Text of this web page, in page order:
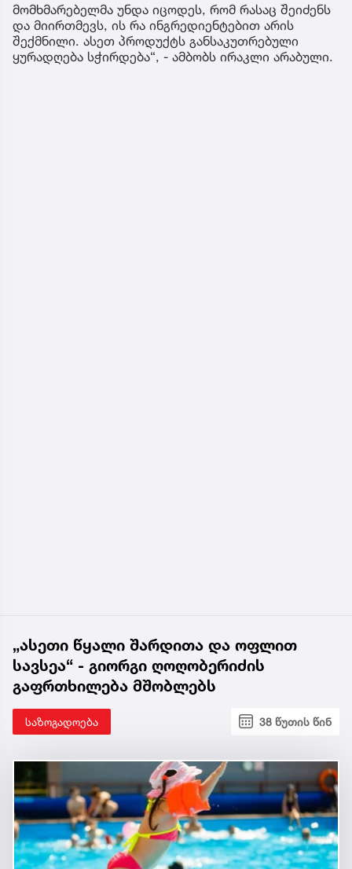
მომხმარებელმა უნდა იცოდეს, რომ რასაც შეიძენს
და მიირთმევს, ის რა ინგრედიენტებით არის
შექმნილი. ასეთ პროდუქტს განსაკუთრებული
ყურადღება სჭირდება“, - ამბობს ირაკლი არაბული.
„ასეთი წყალი შარდითა და ოფლით
სავსეა“ - გიორგი ღოღობერიძის
გაფრთხილება მშობლებს
საზოგადოება 38 წუთის წინ